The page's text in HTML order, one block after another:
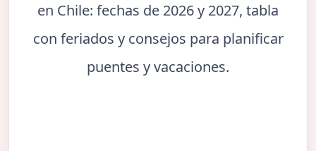
en Chile: fechas de 2026 y 2027, tabla
con feriados y consejos para planificar
puentes y vacaciones.